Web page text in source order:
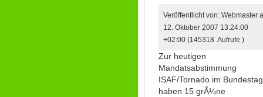
Veröffentlicht von: Webmaster
12. Oktober 2007 13:24:00
+02:00 (145318 Aufrufe )
Zur heutigen
Mandatsabstimmung
ISAF/Tornado im Bundestag
haben 15 grÃ¼ne